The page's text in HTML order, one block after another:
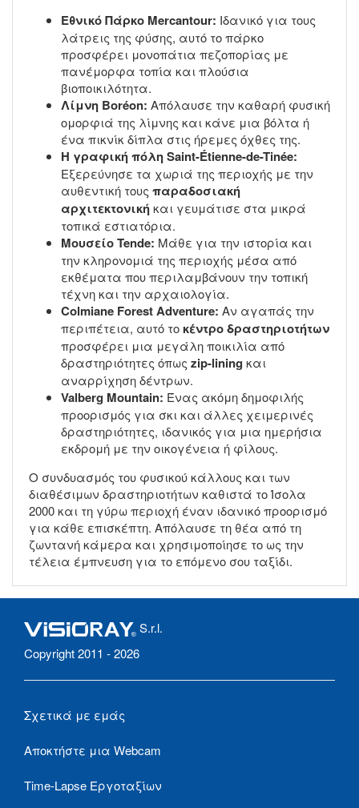
Εθνικό Πάρκο Mercantour: Ιδανικό για τους
λάτρεις της φύσης, αυτό το πάρκο
προσφέρει μονοπάτια πεζοπορίας με
πανέμορφα τοπία και πλούσια
βιοποικιλότητα.
Λίμνη Boréon: Απόλαυσε την καθαρή φυσική
ομορφιά της λίμνης και κάνε μια βόλτα ή
ένα πικνίκ δίπλα στις ήρεμες όχθες της.
Η γραφική πόλη Saint-Étienne-de-Tinée:
Εξερεύνησε τα χωριά της περιοχής με την
αυθεντική τους παραδοσιακή
αρχιτεκτονικήκαι γευμάτισε στα μικρά
τοπικά εστιατόρια.
Μουσείο Tende: Μάθε για την ιστορία και
την κληρονομιά της περιοχής μέσα από
εκθέματα που περιλαμβάνουν την τοπική
τέχνη και την αρχαιολογία.
Colmiane Forest Adventure: Αν αγαπάς την
περιπέτεια, αυτό τοκέντρο δραστηριοτήτων
προσφέρει μια μεγάλη ποικιλία από
δραστηριότητες όπως zip-lining και
αναρρίχηση δέντρων.
Valberg Mountain: Ένας ακόμη δημοφιλής
προορισμός για σκι και άλλες χειμερινές
δραστηριότητες, ιδανικός για μια ημερήσια
εκδρομή με την οικογένεια ή φίλους.
Ο συνδυασμός του φυσικού κάλλους και των
διαθέσιμων δραστηριοτήτων καθιστά το Ίσολα
2000 και τη γύρω περιοχή έναν ιδανικό προορισμό
για κάθε επισκέπτη. Απόλαυσε τη θέα από τη
ζωντανή κάμερα και χρησιμοποίησε το ως την
τέλεια έμπνευση για το επόμενο σου ταξίδι.
S.r.l.
Copyright 2011 - 2026
Σχετικά με εμάς
Αποκτήστε μια Webcam
Time-Lapse Εργοταξίων